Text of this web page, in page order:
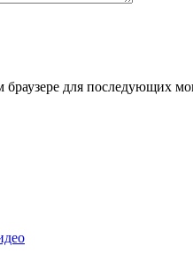
браузере для последующих